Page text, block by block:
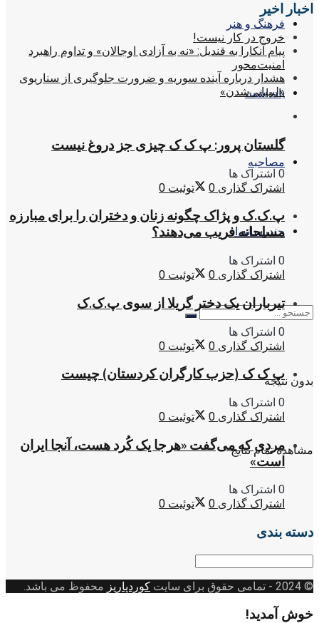
فرهنگ و هنر
یادداشت
مصاحبه
چندرسانه ای
بدون نتیجه
مشاهده تمام نتایج
اخبار اخیر
خروج در کار نیست!
پیام آنکارا به قندیل: «نه به آزادی اوجالان» و تداوم راهبرد
امنیت‌محور
هشدار درباره آینده سوریه و ضرورت جلوگیری از سناریوی
«لیبیایی‌شدن»
گلستان پرور: پ ک ک چیزی جز دروغ نیست
0 اشتراک ها
اشتراک گذاری 0 توئیت 0
پ.ک.ک و پژاک چگونه زنان و دختران را برای مبارزه
مسلحانه فریب می‌دهند؟
0 اشتراک ها
اشتراک گذاری 0 توئیت 0
تیرباران یک دختر گریلا از سوی پ.ک.ک
0 اشتراک ها
اشتراک گذاری 0 توئیت 0
پ ک ک (حزب کارگران کردستان) چیست
0 اشتراک ها
اشتراک گذاری 0 توئیت 0
مردی که می‌گفت «هرجا یک کُرد هست، آنجا ایران
است»
0 اشتراک ها
اشتراک گذاری 0 توئیت 0
دسته بندی
دسته
© 2024
- تمامی حقوق برای سایت کوردپاریز محفوظ می باشد.
خوش آمدید!